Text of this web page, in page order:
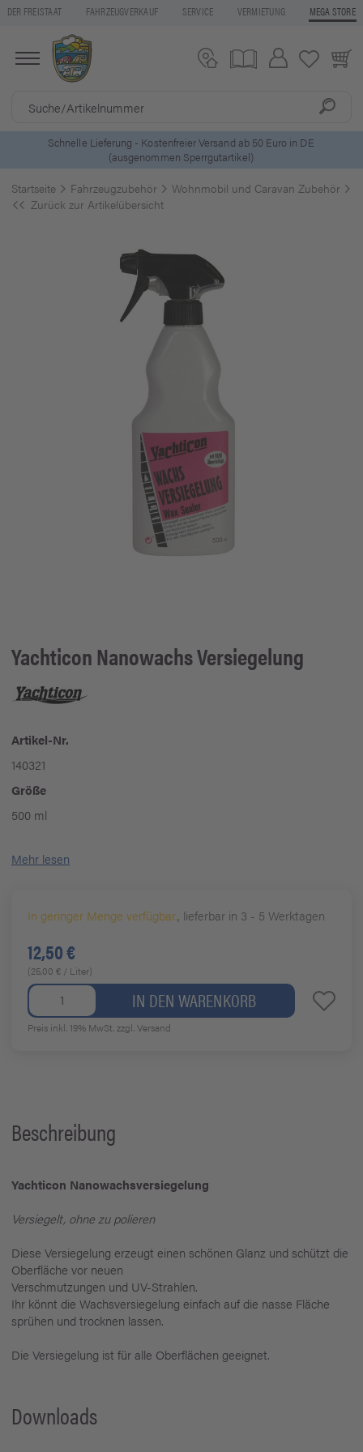
DER FREISTAAT FAHRZEUGVERKAUF SERVICE VERMIETUNG MEGA STORE
5 Euro Gutschein* beiNewsletter-Anmeldung
Startseite Fahrzeugzubehör Wohnmobil und Caravan Zubehör
Zurück zur Artikelübersicht
Yachticon Nanowachs Versiegelung
Artikel-Nr.
140321
Größe
500 ml
Mehr lesen
In geringer Menge verfügbar., lieferbar in 3 - 5 Werktagen
12,50 €
(25,00 € / Liter)
IN DEN WARENKORB
Preis inkl. 19% MwSt.zzgl. Versand
Beschreibung
Yachticon Nanowachsversiegelung
Versiegelt, ohne zu polieren
Diese Versiegelung erzeugt einen schönen Glanz und schützt die
Oberfläche vor neuen
Verschmutzungen und UV-Strahlen.
Ihr könnt die Wachsversiegelung einfach auf die nasse Fläche
sprühen und trocknen lassen.
Die Versiegelung ist für alle Oberflächen geeignet.
Downloads